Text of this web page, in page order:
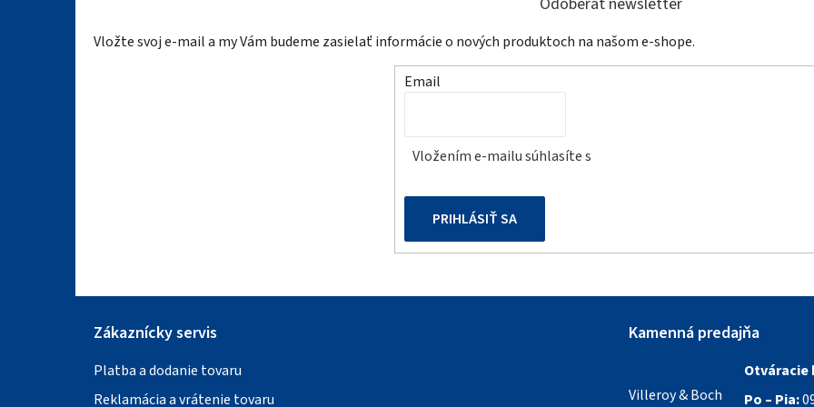
Vložte svoj e-mail a my Vám budeme zasielať informácie o nových produktoch na našom e-shope.
Email
Vložením e-mailu súhlasíte s
PRIHLÁSIŤ SA
Zákaznícky servis
Platba a dodanie tovaru
Reklamácia a vrátenie tovaru
Kamenná predajňa
Villeroy & Boch
Otváracie
Po – Pia: